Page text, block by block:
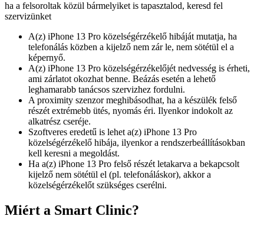
ha a felsoroltak közül bármelyiket is tapasztalod, keresd fel
szervizünket
A(z) iPhone 13 Pro közelségérzékelő hibáját mutatja, ha
telefonálás közben a kijelző nem zár le, nem sötétül el a
képernyő.
A(z) iPhone 13 Pro közelségérzékelőjét nedvesség is érheti,
ami zárlatot okozhat benne. Beázás esetén a lehető
leghamarabb tanácsos szervizhez fordulni.
A proximity szenzor meghibásodhat, ha a készülék felső
részét extrémebb ütés, nyomás éri. Ilyenkor indokolt az
alkatrész cseréje.
Szoftveres eredetű is lehet a(z) iPhone 13 Pro
közelségérzékelő hibája, ilyenkor a rendszerbeállításokban
kell keresni a megoldást.
Ha a(z) iPhone 13 Pro felső részét letakarva a bekapcsolt
kijelző nem sötétül el (pl. telefonáláskor), akkor a
közelségérzékelőt szükséges cserélni.
Miért a Smart Clinic?